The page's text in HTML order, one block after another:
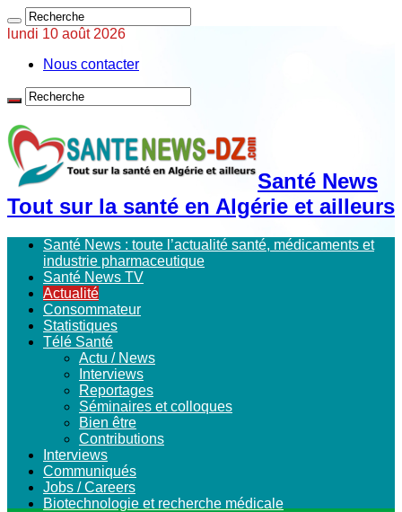
lundi 10 août 2026
Nous contacter
Santé News
Tout sur la santé en Algérie et ailleurs
Santé News : toute l’actualité santé, médicaments et
industrie pharmaceutique
Santé News TV
Actualité
Consommateur
Statistiques
Télé Santé
Actu / News
Interviews
Reportages
Séminaires et colloques
Bien être
Contributions
Interviews
Communiqués
Jobs / Careers
Biotechnologie et recherche médicale